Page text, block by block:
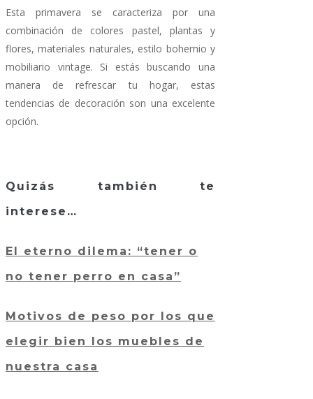
Esta primavera se caracteriza por una
combinación de colores pastel, plantas y
flores, materiales naturales, estilo bohemio y
mobiliario vintage. Si estás buscando una
manera de refrescar tu hogar, estas
tendencias de decoración son una excelente
opción.
Quizás también te
interese…
El eterno dilema: “tener o
no tener perro en casa”
Motivos de peso por los que
elegir bien los muebles de
nuestra casa